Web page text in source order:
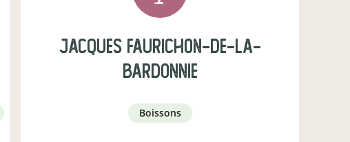
jacques faurichon-de-la-
bardonnie
boissons